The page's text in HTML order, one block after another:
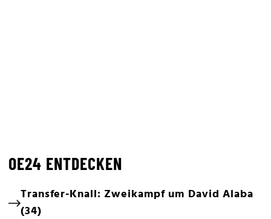
OE24 ENTDECKEN
Transfer-Knall: Zweikampf um David Alaba
(34)